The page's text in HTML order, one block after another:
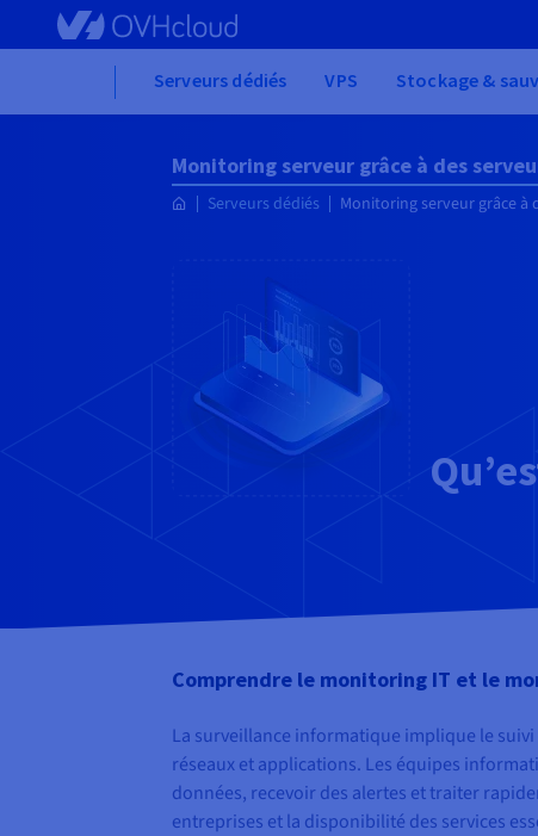
to
Serveurs dédiés VPS Stockage &
Monitoring serveur grâce à des
Serveurs dédiés Monitoring serveur grâce à
Comprendre le monitoring IT et le
La surveillance informatique implique le
réseaux et applications. Les équipes
données, recevoir des alertes et traiter
entreprises et la disponibilité des services